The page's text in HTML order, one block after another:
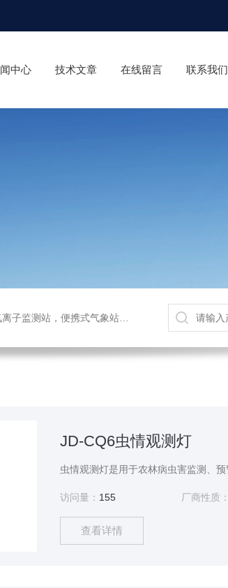
中心 技术文章 在线留言 联系我们
，便携式气象站，水位监测站
JD-CQ6虫情观测灯
访问量： 155 厂商性质：
查看详情